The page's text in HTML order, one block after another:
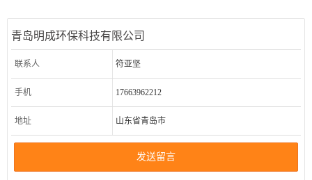
青岛明成环保科技有限公司
联系人 符亚坚
手机 17663962212
地址 山东省青岛市
发送留言